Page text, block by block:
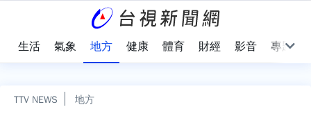
生活 氣象 地方 健康 體育 財經 影音 專題
TTV NEWS 地方